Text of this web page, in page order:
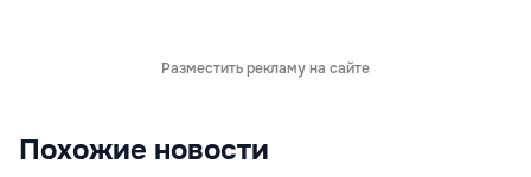
Разместить рекламу на сайте
Похожие новости